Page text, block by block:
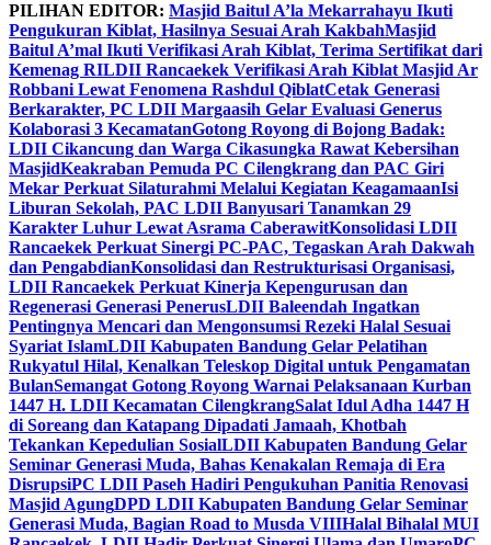
PILIHAN EDITOR: Masjid Baitul A’la Mekarrahayu Ikuti
Pengukuran Kiblat, Hasilnya Sesuai Arah KakbahMasjid
Baitul A’mal Ikuti Verifikasi Arah Kiblat, Terima Sertifikat dari
Kemenag RILDII Rancaekek Verifikasi Arah Kiblat Masjid Ar
Robbani Lewat Fenomena Rashdul QiblatCetak Generasi
Berkarakter, PC LDII Margaasih Gelar Evaluasi Generus
Kolaborasi 3 KecamatanGotong Royong di Bojong Badak:
LDII Cikancung dan Warga Cikasungka Rawat Kebersihan
MasjidKeakraban Pemuda PC Cilengkrang dan PAC Giri
Mekar Perkuat Silaturahmi Melalui Kegiatan KeagamaanIsi
Liburan Sekolah, PAC LDII Banyusari Tanamkan 29
Karakter Luhur Lewat Asrama CaberawitKonsolidasi LDII
Rancaekek Perkuat Sinergi PC-PAC, Tegaskan Arah Dakwah
dan PengabdianKonsolidasi dan Restrukturisasi Organisasi,
LDII Rancaekek Perkuat Kinerja Kepengurusan dan
Regenerasi Generasi PenerusLDII Baleendah Ingatkan
Pentingnya Mencari dan Mengonsumsi Rezeki Halal Sesuai
Syariat IslamLDII Kabupaten Bandung Gelar Pelatihan
Rukyatul Hilal, Kenalkan Teleskop Digital untuk Pengamatan
BulanSemangat Gotong Royong Warnai Pelaksanaan Kurban
1447 H. LDII Kecamatan CilengkrangSalat Idul Adha 1447 H
di Soreang dan Katapang Dipadati Jamaah, Khotbah
Tekankan Kepedulian SosialLDII Kabupaten Bandung Gelar
Seminar Generasi Muda, Bahas Kenakalan Remaja di Era
DisrupsiPC LDII Paseh Hadiri Pengukuhan Panitia Renovasi
Masjid AgungDPD LDII Kabupaten Bandung Gelar Seminar
Generasi Muda, Bagian Road to Musda VIIIHalal Bihalal MUI